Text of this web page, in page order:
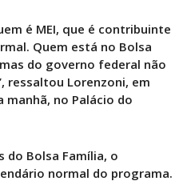
é MEI, que é contribuinte
Quem está no Bolsa
do governo federal não
ressaltou Lorenzoni, em
no Palácio do
do Bolsa Família, o
normal do programa.